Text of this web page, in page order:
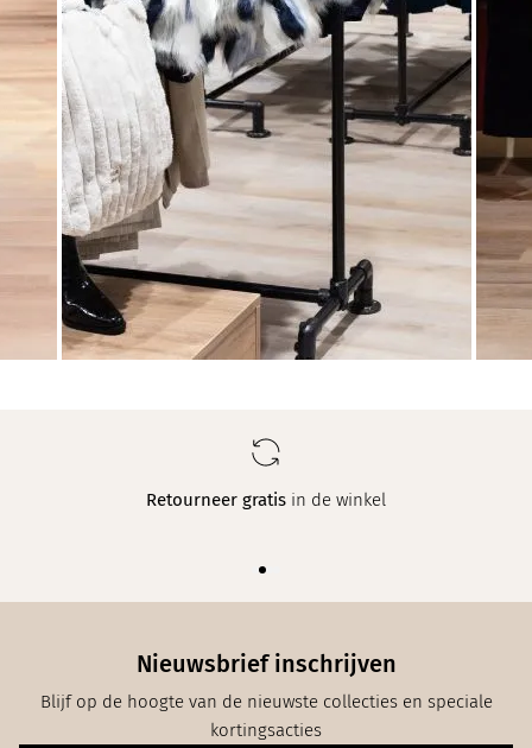
Retourneer gratis in de winkel
Nieuwsbrief inschrijven
Blijf op de hoogte van de nieuwste collecties en speciale
kortingsacties